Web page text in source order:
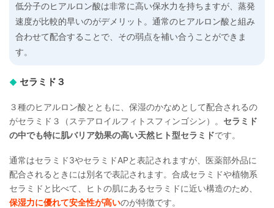
低分子のヒアルロン酸は非常に高い保水力を持ちますが、蒸発
速度が比較的早いのがデメリット。通常のヒアルロン酸と組み
合わせて配合することで、その弱点を補い合うことができま
す。
セラミド３
３種のヒアルロン酸とともに、保湿のかなめとして配合されるの
がセラミド３（ステアロイルフィトスフィンゴシン）。 セラミド
の中でも特に肌バリア効果の高い天然ヒト型セラミドです。
通常はセラミド3やセラミドAPと表記されますが、医薬部外品に
配合されるときには別名で表記されます。合成セラミドや植物系
セラミドと比べて、ヒトの肌にあるセラミドに近い構造のため、
保湿力に優れて安全性が高いのが特徴です。